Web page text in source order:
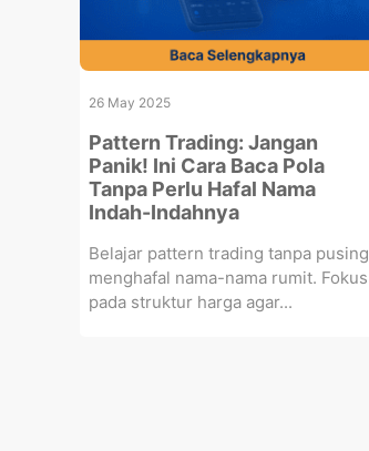
26 May 2025
Pattern Trading: Jangan
Panik! Ini Cara Baca Pola
Tanpa Perlu Hafal Nama
Indah-Indahnya
Belajar pattern trading tanpa pusing
menghafal nama-nama rumit. Fokus
pada struktur harga agar...